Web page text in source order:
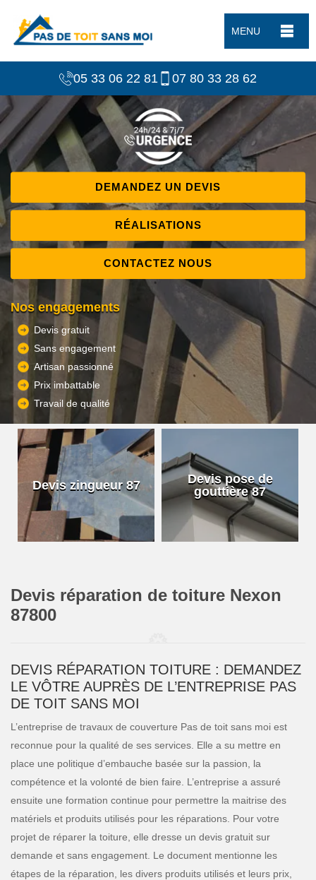
MENU
05 33 06 22 81 07 80 33 28 62
DEMANDEZ UN DEVIS
RÉALISATIONS
CONTACTEZ NOUS
Nos engagements
Devis gratuit
Sans engagement
Artisan passionné
Prix imbattable
Travail de qualité
Devis zingueur 87
Devis pose de
gouttière 87
Devis réparation de toiture Nexon
87800
DEVIS RÉPARATION TOITURE : DEMANDEZ
LE VÔTRE AUPRÈS DE L’ENTREPRISE PAS
DE TOIT SANS MOI
L’entreprise de travaux de couverture Pas de toit sans moi est
reconnue pour la qualité de ses services. Elle a su mettre en
place une politique d’embauche basée sur la passion, la
compétence et la volonté de bien faire. L’entreprise a assuré
ensuite une formation continue pour permettre la maitrise des
matériels et produits utilisés pour les réparations. Pour votre
projet de réparer la toiture, elle dresse un devis gratuit sur
demande et sans engagement. Le document mentionne les
étapes de la réparation, les divers produits utilisés et leurs prix,